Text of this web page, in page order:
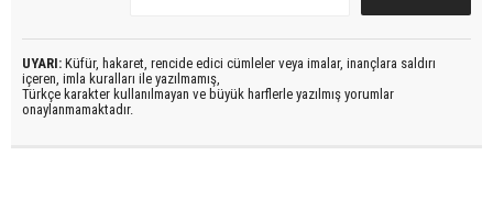
UYARI: Küfür, hakaret, rencide edici cümleler veya imalar, inançlara saldırı
içeren, imla kuralları ile yazılmamış,
Türkçe karakter kullanılmayan ve büyük harflerle yazılmış yorumlar
onaylanmamaktadır.